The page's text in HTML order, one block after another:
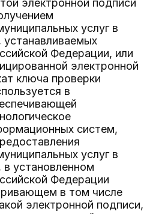
электронной подписи
услуг в
Федерации, или
электронной
ключа проверки
в
систем,
услуг в
установленном
Федерации
в том числе
электронной подписи,